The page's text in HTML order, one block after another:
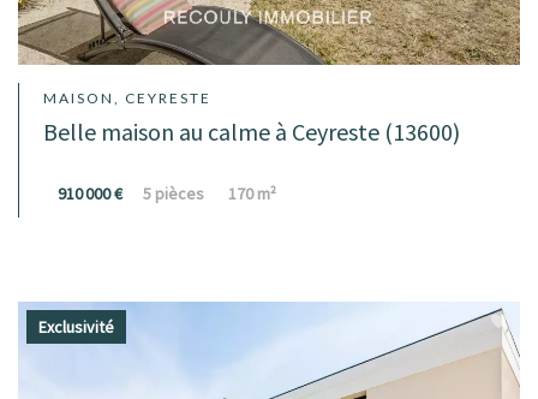
MAISON, CEYRESTE
Belle maison au calme à Ceyreste (13600)
910 000 € 5 pièces 170 m²
Exclusivité